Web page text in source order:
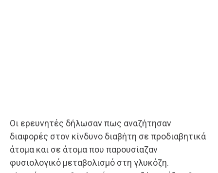
Οι ερευνητές δήλωσαν πως αναζήτησαν
διαφορές στον κίνδυνο διαβήτη σε προδιαβητικά
άτομα και σε άτομα που παρουσίαζαν
φυσιολογικό μεταβολισμό στη γλυκόζη.